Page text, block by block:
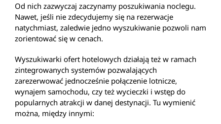
Od nich zazwyczaj zaczynamy poszukiwania noclegu.
Nawet, jeśli nie zdecydujemy się na rezerwacje
natychmiast, zaledwie jedno wyszukiwanie pozwoli nam
zorientować się w cenach.
Wyszukiwarki ofert hotelowych działają też w ramach
zintegrowanych systemów pozwalających
zarezerwować jednocześnie połączenie lotnicze,
wynajem samochodu, czy też wycieczki i wstęp do
popularnych atrakcji w danej destynacji. Tu wymienić
można, między innymi: